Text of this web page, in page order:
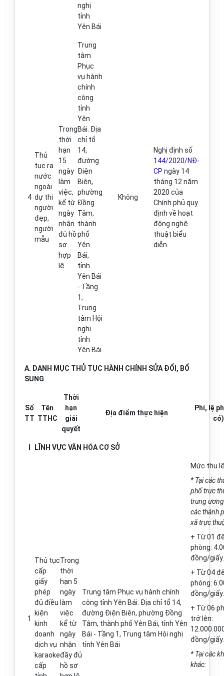
nghị
tỉnh
Yên Bái
4
Thủ
tục ra
nước
ngoài
dự thi
người
đẹp,
người
mẫu
Trong
thời
hạn
15
ngày
làm
việc,
kể từ
ngày
nhận
đủ hồ
sơ
hợp
lệ.
Trung
tâm
Phục
vụ hành
chính
công
tỉnh
Yên
Bái. Địa
chỉ tổ
14,
đường
Điện
Biên,
phường
Đồng
Tâm,
thành
phố
Yên
Bái,
tỉnh
Yên Bái
- Tầng
1,
Trung
tâm Hội
nghị
tỉnh
Yên Bái
Không
Nghị định số
144/2020/NĐ-
CP ngày 14
tháng 12 năm
2020 của
Chính phủ quy
định về hoạt
động nghệ
thuật biểu
diễn.
A. DANH MỤC THỦ TỤC HÀNH CHÍNH SỬA ĐỔ I, BỔ
SUNG
Số
TT
Tên
TTHC
Thời
hạn
giải
quyết
Địa điểm thực hiện
Phí, lệ
có)
LĨNH VỰC VĂN HÓA CƠ SỞ
1
Thủ tục
cấp
giấy
phép
đủ điều
kiện
kinh
doanh
dịch vụ
karaoke
cấp
Trong
thời
hạn 5
ngày
làm
việc
kể từ
ngày
nhận
đầy đủ
hồ sơ
Trung tâm Phục vụ hành chính
công tỉnh Yên Bái. Địa chỉ tổ 14,
đường Điện Biên, phường Đồng
Tâm, thành phố Yên Bái, tỉnh Yên
Bái - Tầng 1, Trung tâm Hội nghị
tỉnh Yên Bái
Mức thu
* Tại các
phố trực
trung ươn
cácthành
xã trực
+ Từ01
phòng:
đồng/giấy.
+ Từ04
phòng:
đồng/giấy.
+ Từ06
trở lên:
đồng/giấy.
* Tại các
khác: